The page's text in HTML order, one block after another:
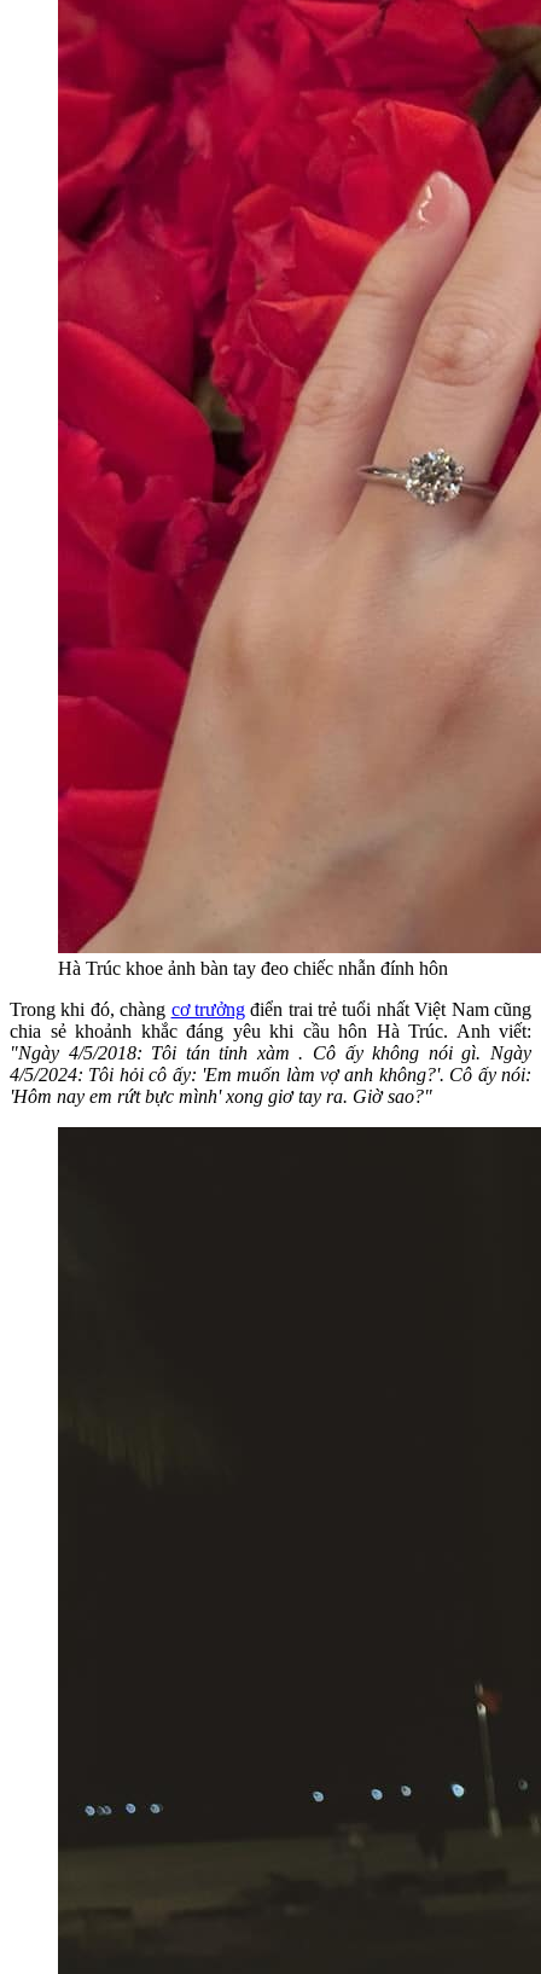
Hà Trúc khoe ảnh bàn tay đeo chiếc nhẫn đính hôn
Trong khi đó, chàng cơ trưởngđiển trai trẻ tuổi nhất Việt Nam cũng
chia sẻ khoảnh khắc đáng yêu khi cầu hôn Hà Trúc. Anh viết:
"Ngày 4/5/2018: Tôi tán tỉnh xàm . Cô ấy không nói gì. Ngày
4/5/2024: Tôi hỏi cô ấy: 'Em muốn làm vợ anh không?'. Cô ấy nói:
'Hôm nay em rứt bực mình' xong giơ tay ra. Giờ sao?"